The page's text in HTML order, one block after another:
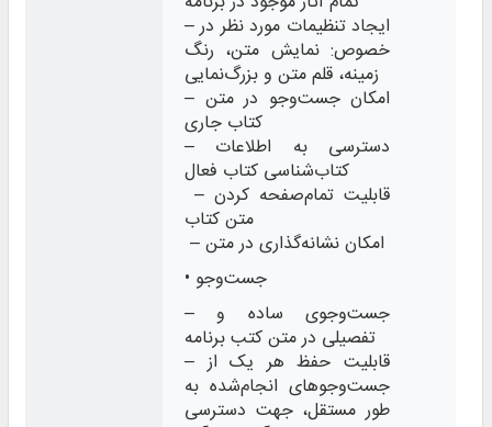
– ایجاد تنظیمات مورد نظر در
خصوص: نمایش متن، رنگ
– امکان جست‌وجو در متن
– دسترسی به اطلاعات
کتاب‌شناسی کتاب فعال
– قابلیت تمام‌صفحه کردن
متن کتاب
– امکان نشانه‌گذاری در متن
• جست‌وجو
– جست‌وجوی ساده و
تفصیلی در متن کتب برنامه
– قابلیت حفظ هر یک از
جست‌وجوهای انجام‌‌‌شده به
طور مستقل، جهت دسترسی